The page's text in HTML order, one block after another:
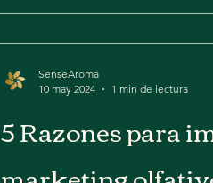
5 Razones para
SenseAroma
10 may 2024
1 min de lectura